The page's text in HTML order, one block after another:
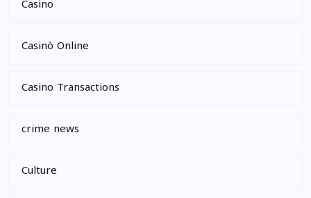
Casino
Casinò Online
Casino Transactions
crime news
Culture